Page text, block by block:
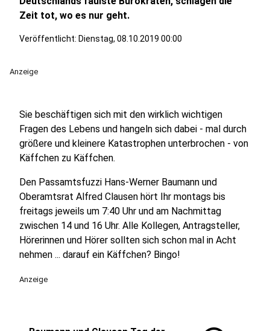
Zeit tot, wo es nur geht.
Veröffentlicht: Dienstag, 08.10.2019 00:00
Anzeige
Sie beschäftigen sich mit den wirklich wichtigen
Fragen des Lebens und hangeln sich dabei - mal durch
größere und kleinere Katastrophen unterbrochen - von
Käffchen zu Käffchen.
Den Passamtsfuzzi Hans-Werner Baumann und
Oberamtsrat Alfred Clausen hört Ihr montags bis
freitags jeweils um 7:40 Uhr und am Nachmittag
zwischen 14 und 16 Uhr. Alle Kollegen, Antragsteller,
Hörerinnen und Hörer sollten sich schon mal in Acht
nehmen ... darauf ein Käffchen? Bingo!
Anzeige